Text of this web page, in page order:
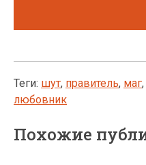
Теги: шут, правитель, маг,
любовник
Похожие